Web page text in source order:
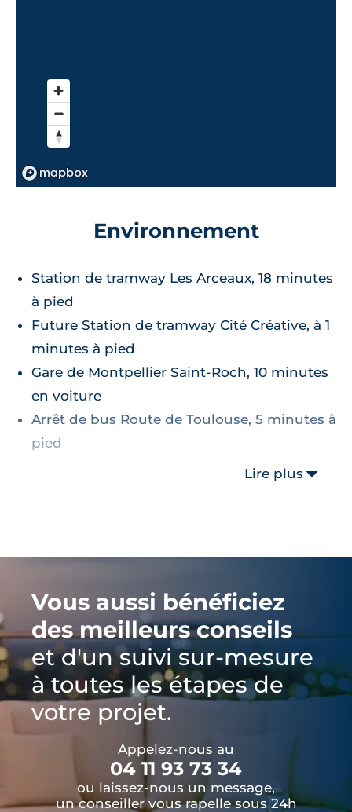
Environnement
Station de tramway Les Arceaux, 18 minutes
à pied
Future Station de tramway Cité Créative, à 1
minutes à pied
Gare de Montpellier Saint-Roch, 10 minutes
en voiture
Arrêt de bus Route de Toulouse, 5 minutes à
pied
Lire plus
Vous aussi bénéficiez
des meilleurs conseils
et d'un suivi sur-mesure
à toutes les étapes de
votre projet.
Appelez-nous au
04 11 93 73 34
ou laissez-nous un message,
un conseiller vous rapelle sous 24h